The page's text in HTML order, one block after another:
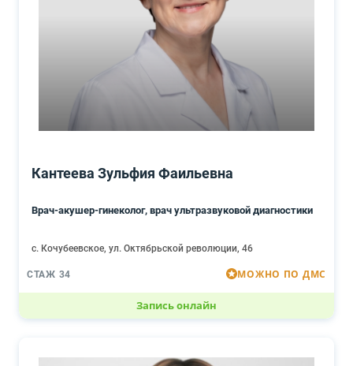
Кантеева Зульфия Фаильевна
Врач-акушер-гинеколог, врач ультразвуковой диагностики
с. Кочубеевское, ул. Октябрьской революции, 46
СТАЖ 34 МОЖНО ПО ДМС
Запись онлайн